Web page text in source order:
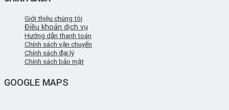
Giới thiệu chúng tôi
Điều khoản dịch vụ
Hướng dẫn thanh toán
Chính sách vận chuyển
Chính sách đại lý
Chính sách bảo mật
GOOGLE MAPS